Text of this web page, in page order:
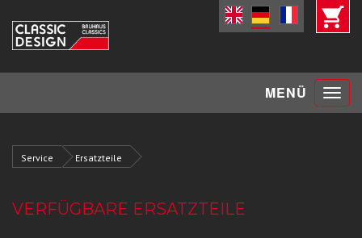
MENÜ Toggle
Service Ersatzteile
VERFÜGBARE ERSATZTEILE